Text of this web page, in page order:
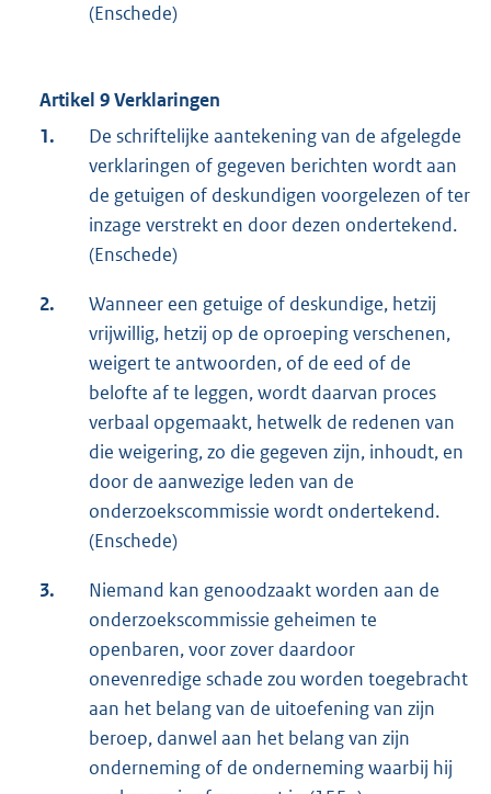
(Enschede)
Artikel 9 Verklaringen
1.
De schriftelijke aantekening van de afgelegde
verklaringen of gegeven berichten wordt aan
de getuigen of deskundigen voorgelezen of ter
inzage verstrekt en door dezen ondertekend.
(Enschede)
2.
Wanneer een getuige of deskundige, hetzij
vrijwillig, hetzij op de oproeping verschenen,
weigert te antwoorden, of de eed of de
belofte af te leggen, wordt daarvan proces
verbaal opgemaakt, hetwelk de redenen van
die weigering, zo die gegeven zijn, inhoudt, en
door de aanwezige leden van de
onderzoekscommissie wordt ondertekend.
(Enschede)
3.
Niemand kan genoodzaakt worden aan de
onderzoekscommissie geheimen te
openbaren, voor zover daardoor
onevenredige schade zou worden toegebracht
aan het belang van de uitoefening van zijn
beroep, danwel aan het belang van zijn
onderneming of de onderneming waarbij hij